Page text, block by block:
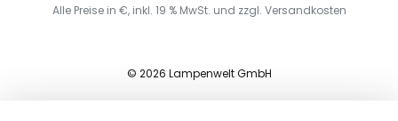
Alle Preise in €, inkl. 19 % MwSt. und zzgl. Versandkosten
© 2026 Lampenwelt GmbH